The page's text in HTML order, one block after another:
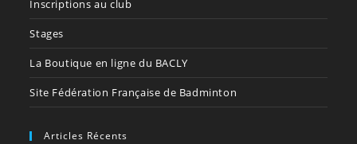
Inscriptions au club
Stages
La Boutique en ligne du BACLY
Site Fédération Française de Badminton
Articles Récents